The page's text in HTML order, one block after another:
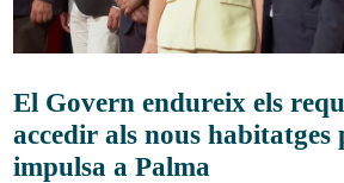
El Govern endureix els
accedir als nous habitatges
impulsa a Palma